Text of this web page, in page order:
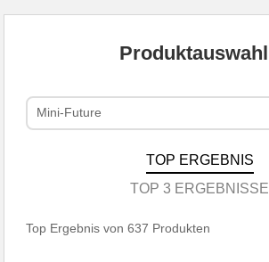
Produktauswahl
Mini-Future
TOP ERGEBNIS
TOP 3 ERGEBNISSE
Top Ergebnis von 637 Produkten